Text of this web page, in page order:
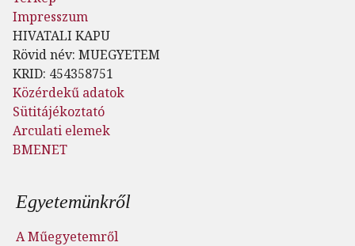
Impresszum
HIVATALI KAPU
Rövid név: MUEGYETEM
KRID: 454358751
Közérdekű adatok
Sütitájékoztató
Arculati elemek
BMENET
Lábléc menü
Egyetemünkről
A Műegyetemről